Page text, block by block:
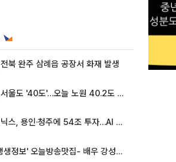
전북 완주 삼례읍 공장서 화재 발생
서울도 '40도'…오늘 노원 40.2도 기록
SK하이닉스, 용인·청주에 54조 투자…AI 메모리 생산기지 키운다
'2TV 생생정보' 오늘방송맛집- 배우 강성진 단골! 쌀국수ㆍ푸팟퐁 커리 맛집 '블○○○'